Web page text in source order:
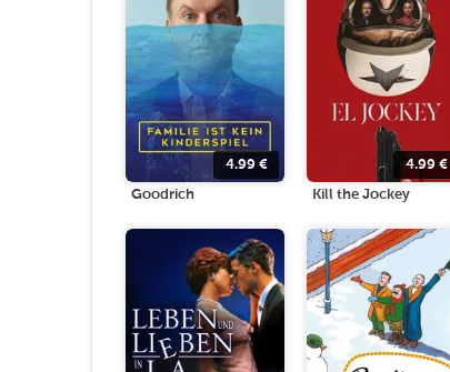
4.99€
Goodrich
4.99 €
Kill the Jockey